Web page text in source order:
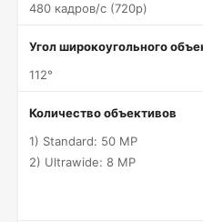
480 кадров/c (720p)
Угол широкоугольного
112°
Количество объективов
1) Standard: 50 MP
2) Ultrawide: 8 MP